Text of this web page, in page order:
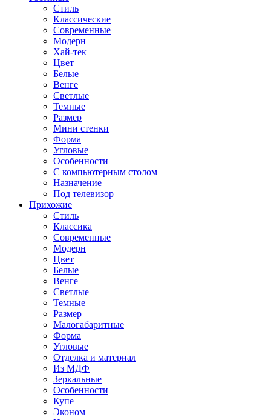
Стиль
Классические
Современные
Модерн
Хай-тек
Цвет
Белые
Венге
Светлые
Темные
Размер
Мини стенки
Форма
Угловые
Особенности
С компьютерным столом
Назначение
Под телевизор
Прихожие
Стиль
Классика
Современные
Модерн
Цвет
Белые
Венге
Светлые
Темные
Размер
Малогабаритные
Форма
Угловые
Отделка и материал
Из МДФ
Зеркальные
Особенности
Купе
Эконом